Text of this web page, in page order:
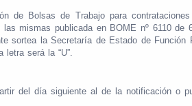
de Bolsas de Trabajo para
mismas publicada en BOME nº 6110 de
sortea la Secretaría de Estado de Función
será la “U”.
del día siguiente al de la notificación o